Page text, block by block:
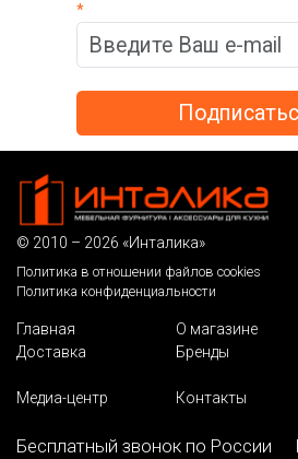
*
© 2010 – 2026 «Инталика»
Политика в отношении файлов cookies
Политика конфиденциальности
Главная О магазине
Доставка
Бренды
Медиа-центр
Контакты
Бесплатный звонок по России